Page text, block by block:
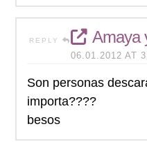
REPLY Amaya
06.01.2012 AT
Son personas
importa????
besos